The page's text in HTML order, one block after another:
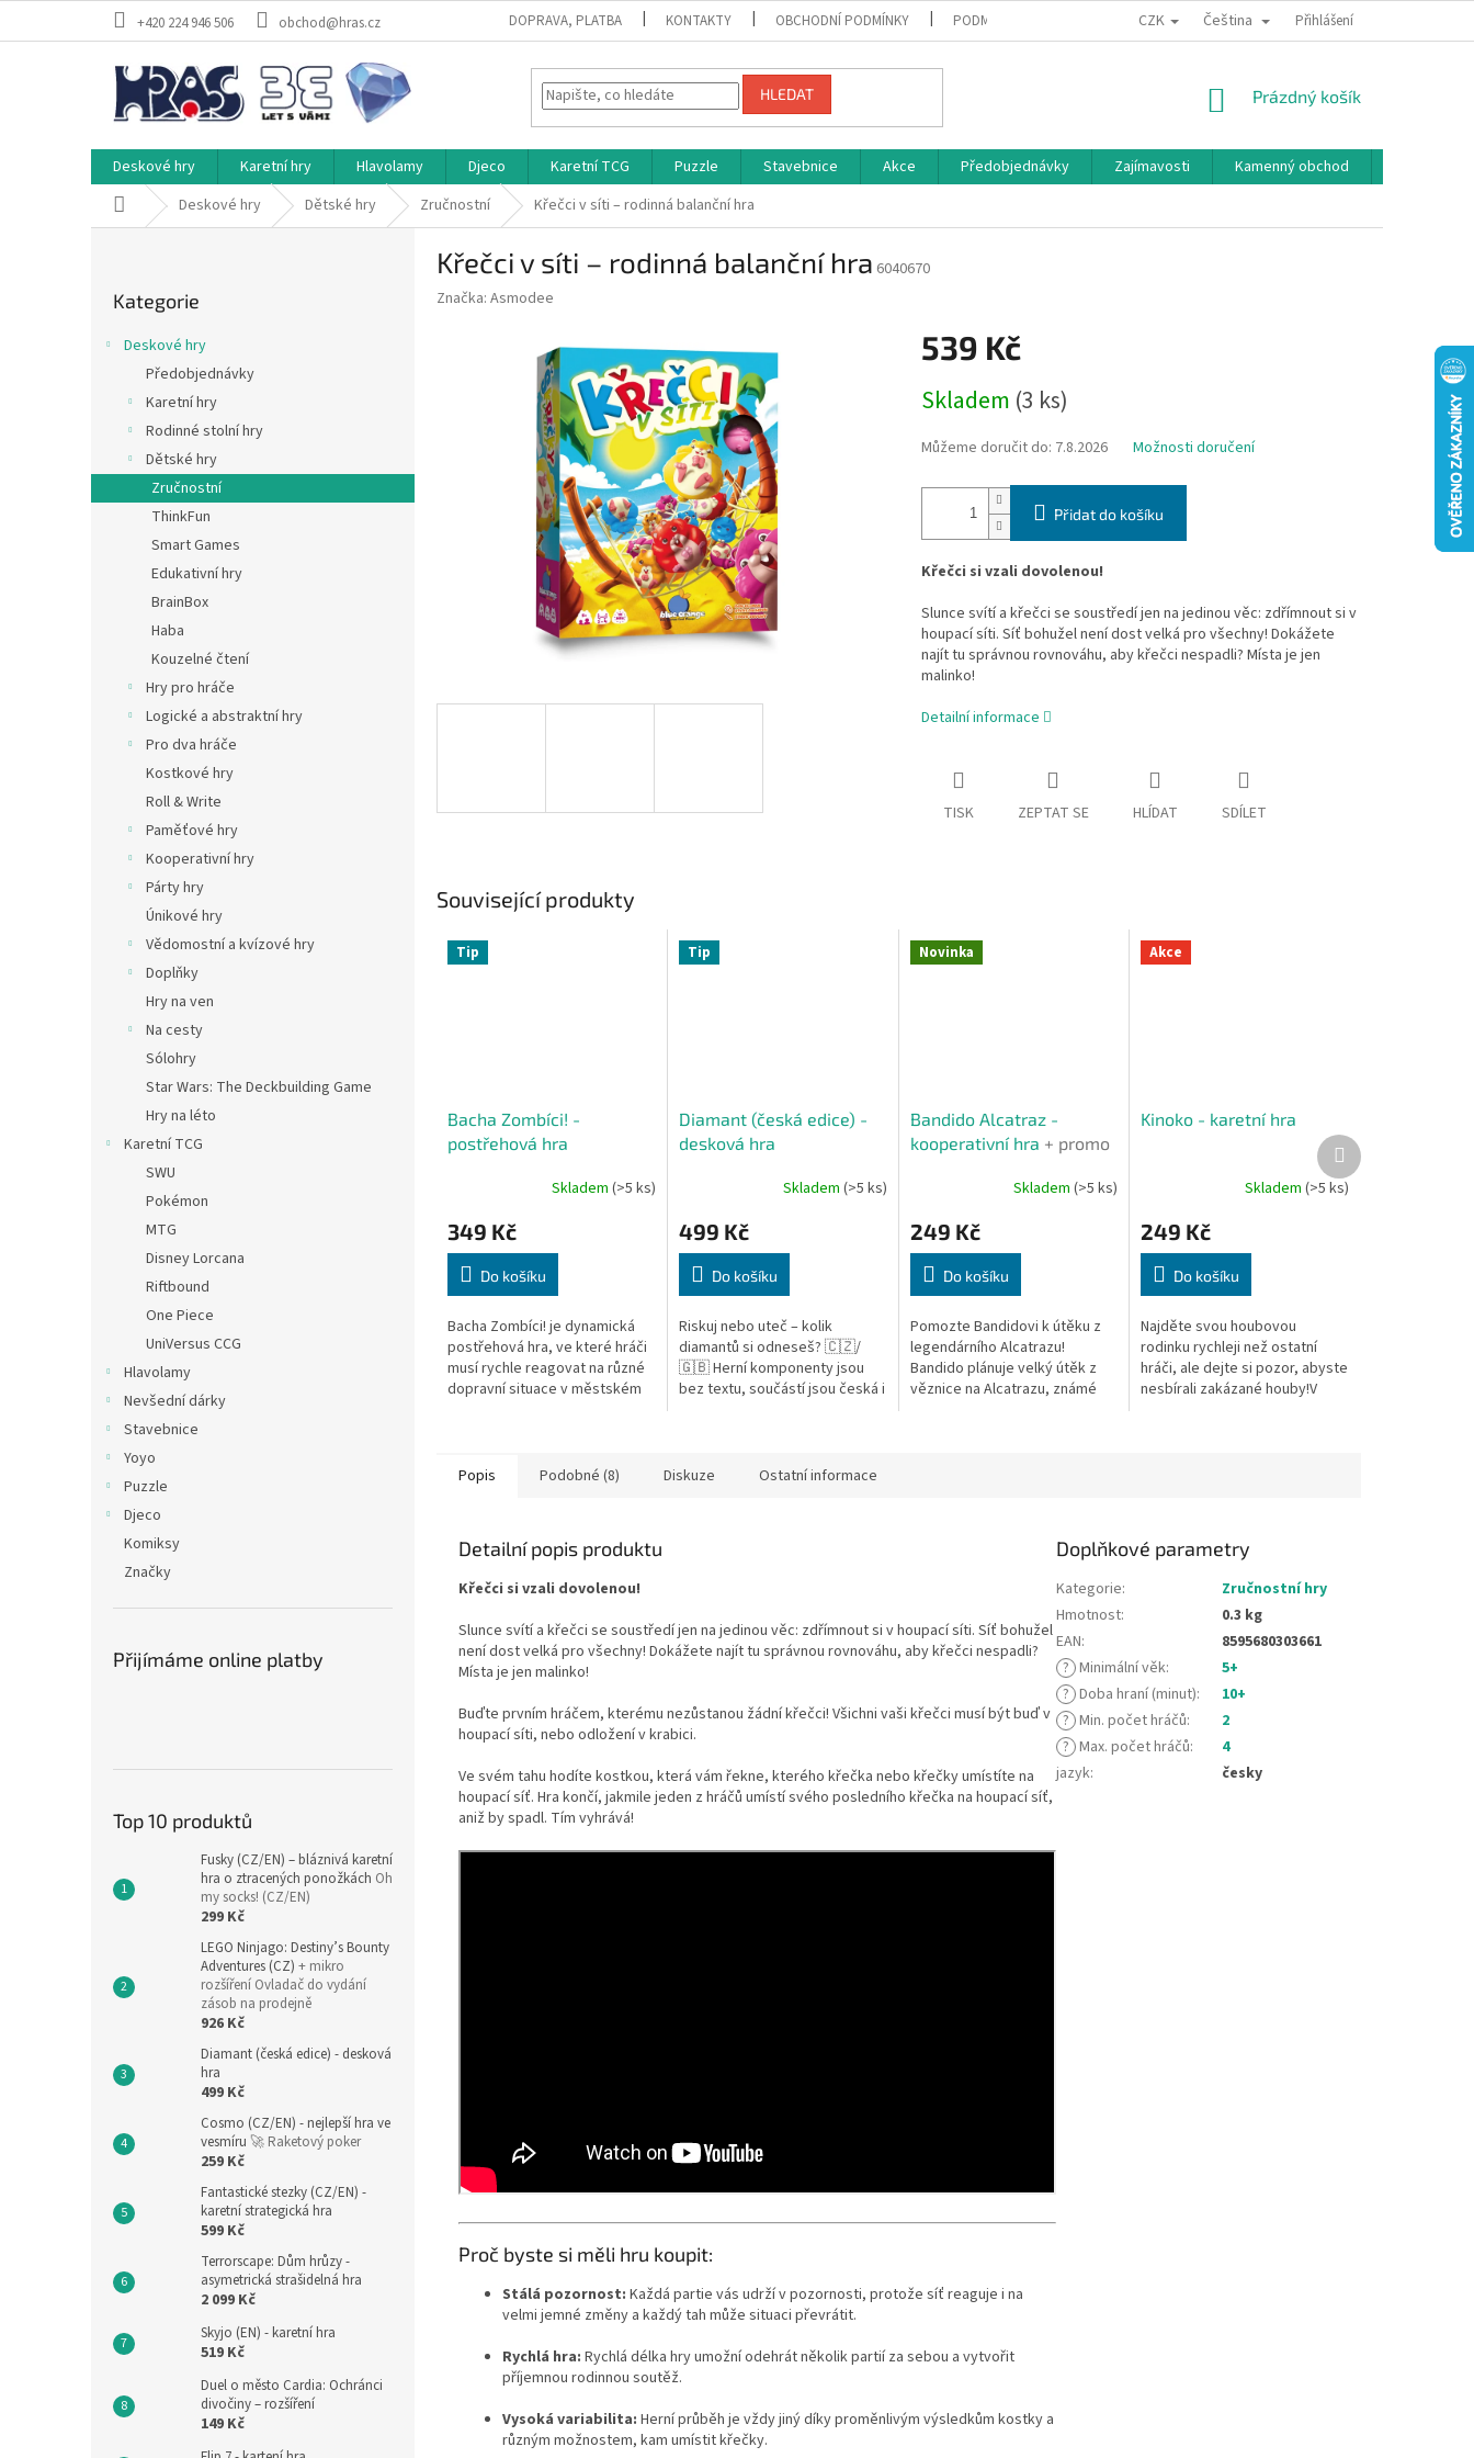
+420 224 946 506 obchod@hras.cz DOPRAVA, PLATBA KONTAKTY OBCHODNÍ PODMÍNKY PODMÍNKY OCHRANY OSOBNÍCH ÚDAJŮ BONUSOVÝ PROGRAM
CZK Čeština Přihlášení
HLEDAT
NÁKUPNÍ
Prázdný košík
Deskové hry Karetní hry Hlavolamy Djeco Karetní TCG Puzzle Stavebnice Akce Předobjednávky Zajímavosti Kamenný obchod
Domů Deskové hry Dětské hry Zručnostní Křečci v síti – rodinná balanční hra
a
n
kategorie
Kategorie
Deskové hry
Předobjednávky
Karetní hry
Rodinné stolní hry
Dětské hry
Zručnostní
ThinkFun
Smart Games
Edukativní hry
BrainBox
Haba
Kouzelné čtení
Hry pro hráče
Logické a abstraktní hry
Pro dva hráče
Kostkové hry
Roll & Write
Paměťové hry
Kooperativní hry
Párty hry
Únikové hry
Vědomostní a kvízové hry
Doplňky
Hry na ven
Na cesty
Sólohry
Star Wars: The Deckbuilding Game
Hry na léto
Karetní TCG
SWU
Pokémon
MTG
Disney Lorcana
Riftbound
One Piece
UniVersus CCG
Hlavolamy
Nevšední dárky
Stavebnice
Yoyo
Puzzle
Djeco
Komiksy
Značky
Přijímáme online platby
Top 10 produktů
Fusky (CZ/EN) – bláznivá karetní
hra o ztracených ponožkách Oh
my socks! (CZ/EN)
299 Kč
LEGO Ninjago: Destiny’s Bounty
Adventures (CZ) + mikro
rozšíření Ovladač do vydání
zásob na prodejně
926 Kč
Diamant (česká edice) - desková
hra
499 Kč
Cosmo (CZ/EN) - nejlepší hra ve
vesmíru 🚀 Raketový poker
259 Kč
Fantastické stezky (CZ/EN) -
karetní strategická hra
599 Kč
Terrorscape: Dům hrůzy -
asymetrická strašidelná hra
2 099 Kč
Skyjo (EN) - karetní hra
519 Kč
Duel o město Cardia: Ochránci
divočiny – rozšíření
149 Kč
Křečci v síti – rodinná balanční hra 6040670
Značka: Asmodee
539 Kč
cena:
Skladem (3 ks)
Můžeme doručit do: 7.8.2026 Možnosti doručení
Přidat do košíku
Křečci si vzali dovolenou!
Slunce svítí a křečci se soustředí jen na jedinou věc: zdřímnout si v
houpací síti. Síť bohužel není dost velká pro všechny! Dokážete
najít tu správnou rovnováhu, aby křečci nespadli? Místa je jen
malinko!
Detailní informace
TISK ZEPTAT SE HLÍDAT SDÍLET
Související produkty
Tip
Bacha Zombíci! -
postřehová hra
Skladem (>5 ks)
349 Kč
Do košíku
Bacha Zombíci! je dynamická
postřehová hra, ve které hráči
musí rychle reagovat na různé
dopravní situace v městském
Tip
Diamant (česká edice) -
desková hra
Skladem (>5 ks)
499 Kč
Do košíku
Riskuj nebo uteč – kolik
diamantů si odneseš? 🇨🇿/
🇬🇧 Herní komponenty jsou
bez textu, součástí jsou česká i
Novinka
Bandido Alcatraz -
kooperativní hra + promo
Skladem(>5 ks)
249 Kč
Do košíku
Pomozte Bandidovi k útěku z
legendárního Alcatrazu!
Bandido plánuje velký útěk z
věznice na Alcatrazu, známé
Akce
Kinoko - karetní hra
Skladem (>5 ks)
249 Kč
Do košíku
Najděte svou houbovou
rodinku rychleji než ostatní
hráči, ale dejte si pozor, abyste
nesbírali zakázané houby!V
Další
produkt
Popis Podobné (8) Diskuze Ostatní informace
Detailní popis produktu
Křečci si vzali dovolenou!
Slunce svítí a křečci se soustředí jen na jedinou věc: zdřímnout si v houpací síti. Síť bohužel
není dost velká pro všechny! Dokážete najít tu správnou rovnováhu, aby křečci nespadli?
Místa je jen malinko!
Buďte prvním hráčem, kterému nezůstanou žádní křečci! Všichni vaši křečci musí být buď v
houpací síti, nebo odložení v krabici.
Ve svém tahu hodíte kostkou, která vám řekne, kterého křečka nebo křečky umístíte na
houpací síť. Hra končí, jakmile jeden z hráčů umístí svého posledního křečka na houpací síť,
aniž by spadl. Tím vyhrává!
Proč byste si měli hru koupit:
Stálá pozornost: Každá partie vás udrží v pozornosti, protože síť reaguje i na
velmi jemné změny a každý tah může situaci převrátit.
Rychlá hra: Rychlá délka hry umožní odehrát několik partií za sebou a vytvořit
příjemnou rodinnou soutěž.
Vysoká variabilita: Herní průběh je vždy jiný díky proměnlivým výsledkům kostky a
různým možnostem, kam umístit křečky.
Doplňkové parametry
Kategorie:
Zručnostní hry
Hmotnost:
0.3 kg
EAN:
8595680303661
? Minimální věk:
5+
? Doba hraní (minut):
10+
? Min. počet hráčů:
2
? Max. počet hráčů:
4
jazyk: česky